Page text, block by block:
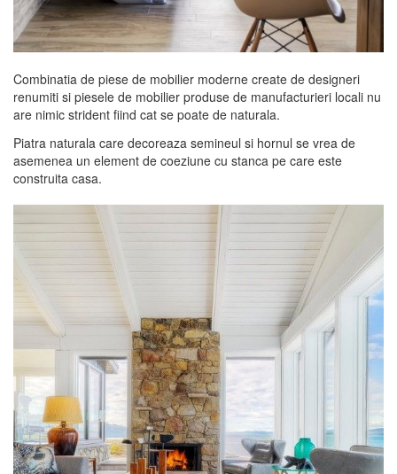
Combinatia de piese de mobilier moderne create de designeri
renumiti si piesele de mobilier produse de manufacturieri locali nu
are nimic strident fiind cat se poate de naturala.
Piatra naturala care decoreaza semineul si hornul se vrea de
asemenea un element de coeziune cu stanca pe care este
construita casa.